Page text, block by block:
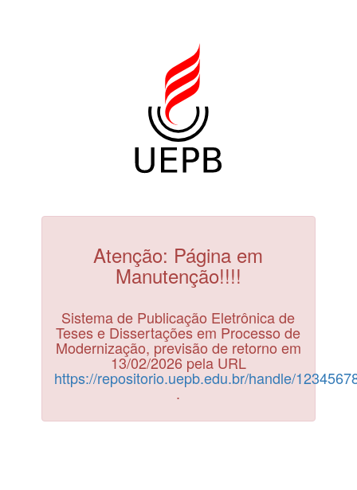
Atenção: Página em
Manutenção!!!!
Sistema de Publicação Eletrônica de
Teses e Dissertações em Processo de
Modernização, previsão de retorno em
13/02/2026 pela URL
https://repositorio.uepb.edu.br/handle/
.